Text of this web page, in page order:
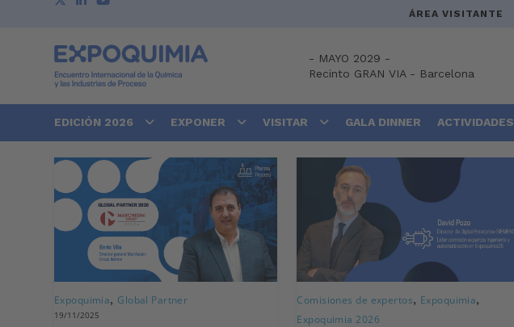
ÁREA VISITANTE
- MAYO 2029 -
Recinto GRAN VIA- Barcelona
EDICIÓN 2026 EXPONER VISITAR GALA DINNER ACTIVIDADES
Expoquimia, Global Partner
19/11/2025
Comisiones de expertos, Expoquimia,
Expoquimia 2026